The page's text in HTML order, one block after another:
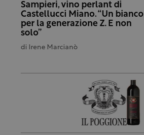
Sampieri, vino perlant di
Castellucci Miano. “Un bianco
per la generazione Z. E non
solo”
di Irene Marcianò